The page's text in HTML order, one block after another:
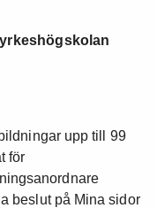
upp till 99
för
beslut på Mina sidor